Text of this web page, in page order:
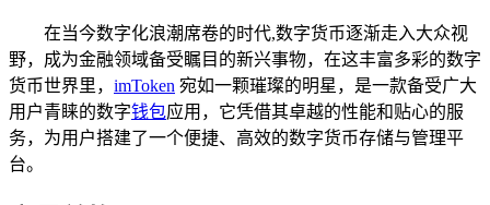
在当今数字化浪潮席卷的时代,数字货币逐渐走入大众视
野，成为金融领域备受瞩目的新兴事物，在这丰富多彩的数字
货币世界里， imToken 宛如一颗璀璨的明星，是一款备受广大
用户青睐的数字钱包应用，它凭借其卓越的性能和贴心的服
务，为用户搭建了一个便捷、高效的数字货币存储与管理平
台。